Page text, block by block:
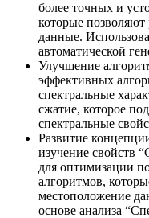
более точных и
которые позволяют
данные.
автоматической
Улучшение
эффективных
спектральные
сжатие, которое
спектральные
Развитие
изучение свойств
для оптимизации
алгоритмов,
местоположение
основе анализа